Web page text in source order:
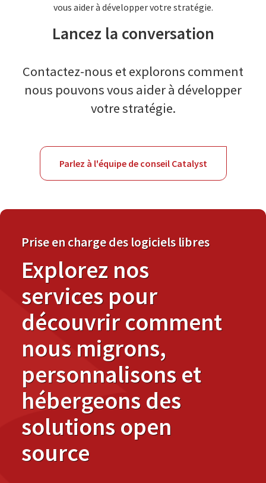
vous aider à développer votre stratégie.
Lancez la conversation
Contactez-nous et explorons comment
nous pouvons vous aider à développer
votre stratégie.
Parlez à l'équipe de conseil Catalyst
Prise en charge des logiciels libres
Explorez nos
services pour
découvrir comment
nous migrons,
personnalisons et
hébergeons des
solutions open
source